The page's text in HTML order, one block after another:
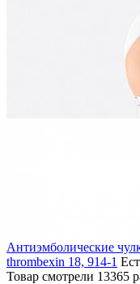
Антиэмболические
thrombexin 18, 914-1
Товар смотрели 13365